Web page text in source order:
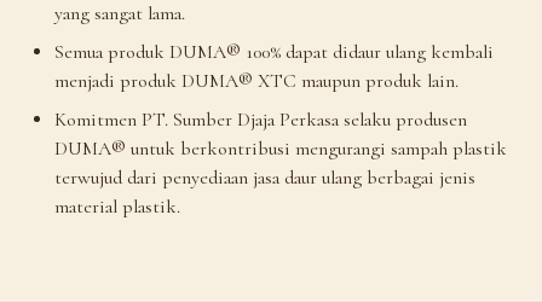
yang sangat lama.
Semua produk DUMA® 100% dapat didaur ulang kembali
menjadi produk DUMA® XTC maupun produk lain.
Komitmen PT. Sumber Djaja Perkasa selaku produsen
DUMA® untuk berkontribusi mengurangi sampah plastik
terwujud dari penyediaan jasa daur ulang berbagai jenis
material plastik.